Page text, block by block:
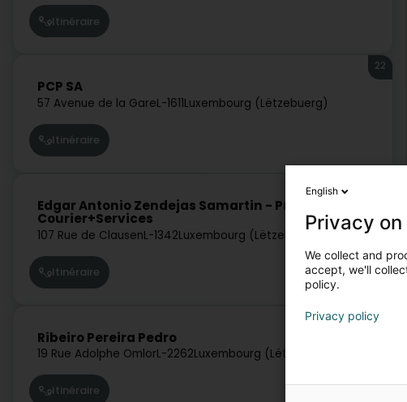
Itinéraire
PCP SA
57 Avenue de la GareL-1611Luxembourg (Lëtzebuerg)
22
Itinéraire
Edgar Antonio Zendejas Samartin - Professional
Courier+Services
107 Rue de ClausenL-1342Luxembourg (Lëtzebuerg)
Itinéraire
Ribeiro Pereira Pedro
19 Rue Adolphe OmlorL-2262Luxembourg (Lëtzebuerg)
24
Itinéraire
English
Privacy
We collect and
accept, we'll
policy.
Privacy policy